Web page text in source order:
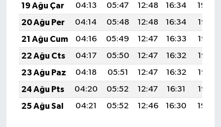
19 Ağu Çar
04:13 05:47 12:48 16:34
19:39
20 Ağu Per
04:14 05:48 12:48 16:34
19:37
21 Ağu Cum
04:16 05:49 12:47 16:33
19:36
22 Ağu Cts
04:17 05:50 12:47 16:32
19:35
23 Ağu Paz
04:18 05:51 12:47 16:32
19:33
24 Ağu Pts
04:20 05:52 12:47 16:31
19:32
25 Ağu Sal
04:21 05:52 12:46 16:30 19:30